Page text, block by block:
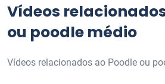
Vídeos
ou poodle médio
Vídeos relacionados ao Poodle ou